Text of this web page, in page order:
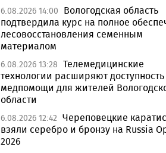
6.08.2026 14:00
Вологодская область
подтвердила курс на полное
лесовосстановления семенным
материалом
6.08.2026 13:28 Телемедицинские
технологии расширяют доступность
медпомощи для жителей
области
6.08.2026 12:42 Череповецкие
взяли серебро и бронзу на Russia
2026